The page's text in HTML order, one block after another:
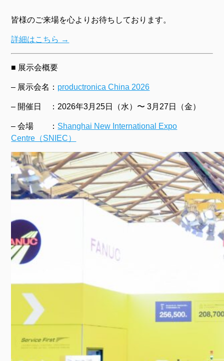
皆様のご来場を心よりお待ちしております。
詳細はこちら →
■ 展示会概要
– 展示会名： productronica China 2026
– 開催日 ：2026年3月25日（水）〜 3月27日（金）
– 会場 ： Shanghai New International Expo
Centre（SNIEC）